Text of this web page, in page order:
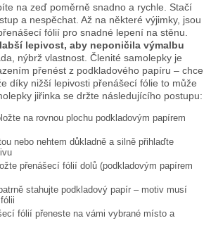
na zeď poměrně snadno a rychle. Stačí
a nespěchat. Až na některé výjimky, jsou
fólií pro snadné lepení na stěnu.
lepivost, aby neponičila výmalbu
nýbrž vlastnost. Členité samolepky je
přenést z podkladového papíru – chce
díky nižší lepivosti přenášecí fólie to může
jiřinka se držte následujícího postupu:
na rovnou plochu podkladovým papírem
nebo nehtem důkladně a silně přihlaďte
přenášecí fólií dolů (podkladovým papírem
stahujte podkladový papír – motiv musí
fólií přeneste na vámi vybrané místo a